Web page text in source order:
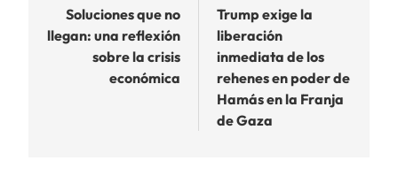
de
entradas
Soluciones que no
llegan: una reflexión
sobre la crisis
económica
Trump exige la
liberación
inmediata de los
rehenes en poder de
Hamás en la Franja
de Gaza